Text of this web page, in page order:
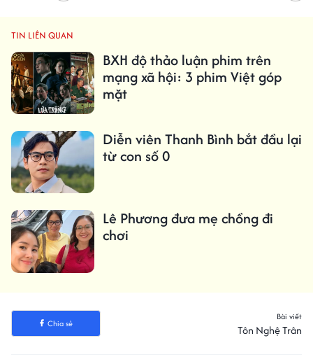
TIN LIÊN QUAN
BXH độ thảo luận phim trên
mạng xã hội: 3 phim Việt góp
mặt
Diễn viên Thanh Bình bắt đầu lại
từ con số 0
Lê Phương đưa mẹ chồng đi
chơi
Chia sẻ
Bài viết
Tôn Nghệ Trân